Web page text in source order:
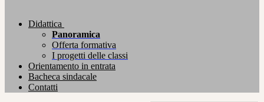
Didattica
Panoramica
Offerta formativa
I progetti delle classi
Orientamento in entrata
Bacheca sindacale
Contatti